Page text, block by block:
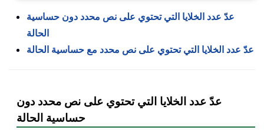
عدّ عدد الخلايا التي تحتوي على نص محدد دون حساسية
الحالة
عدّ عدد الخلايا التي تحتوي على نص محدد مع حساسية الحالة
عدّ عدد الخلايا التي تحتوي على نص محدد دون
حساسية الحالة